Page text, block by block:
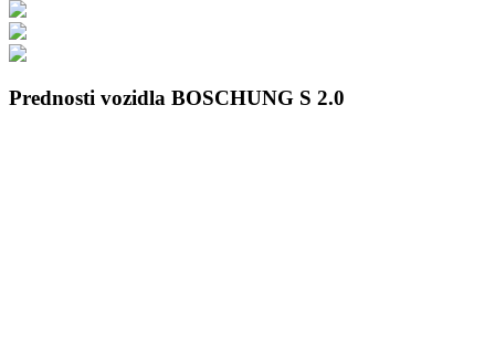
Prednosti vozidla BOSCHUNG S 2.0